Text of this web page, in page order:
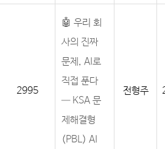
2995
🤖 우리 회
사의 진짜
문제, AI로
직접 푼다
— KSA 문
제해결형
(PBL) AI
전형주